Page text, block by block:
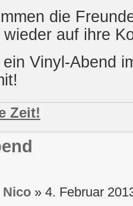
die
auf ihre
Vinyl-Abend
Zeit!
Nico » 4. Februar